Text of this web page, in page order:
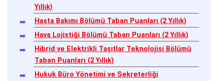
Yıllık)
Hasta Bakımı Bölümü Taban Puanları (2 Yıllık)
Hava Lojistiği Bölümü Taban Puanları (2 Yıllık)
Hibrid ve Elektrikli Taşıtlar Teknolojisi Bölümü
Taban Puanları (2 Yıllık)
Hukuk Büro Yönetimi ve Sekreterliği